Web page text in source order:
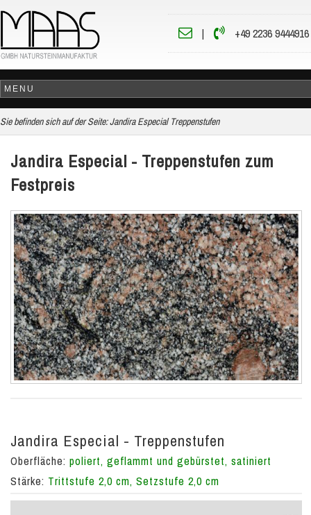
| +49 2236 9444916
Sie befinden sich auf der Seite:Jandira Especial Treppenstufen
Jandira Especial - Treppenstufen zum
Festpreis
Jandira Especial - Treppenstufen
Oberfläche: poliert, geflammt und gebürstet, satiniert
Stärke: Trittstufe 2,0 cm, Setzstufe 2,0 cm